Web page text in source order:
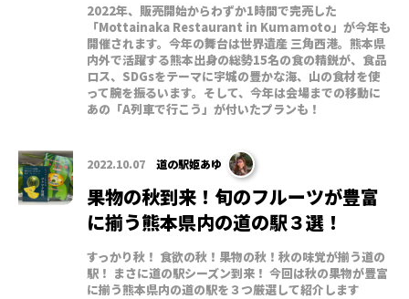
2022年、販売開始からわずか1時間で完売した
「Mottainaka Restaurant in Kumamoto」が今年も
開催されます。今年の舞台は世界遺産 三角西港。熊本県
内外で活躍する熊本出身の総勢15名の食の精鋭が、食品
ロス、SDGsをテーマに宇城の豊かな海、山の食材を使
って腕を振るいます。そして、今年は会場までの移動に
あの「A列車で行こう」が付いたプランも！
2022.10.07 道の駅姫あゆ
果物の秋到来！旬のフルーツが豊富
に揃う熊本県内の道の駅３選！
すっかり秋！ 食欲の秋！果物の秋！秋の味覚が揃う道の
駅！ まさに道の駅シーズン到来！ 今回は秋の果物が豊富
に揃う熊本県内の道の駅を３つ厳選して紹介します